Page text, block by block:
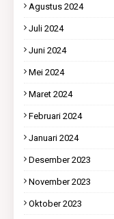
Agustus 2024
Juli 2024
Juni 2024
Mei 2024
Maret 2024
Februari 2024
Januari 2024
Desember 2023
November 2023
Oktober 2023